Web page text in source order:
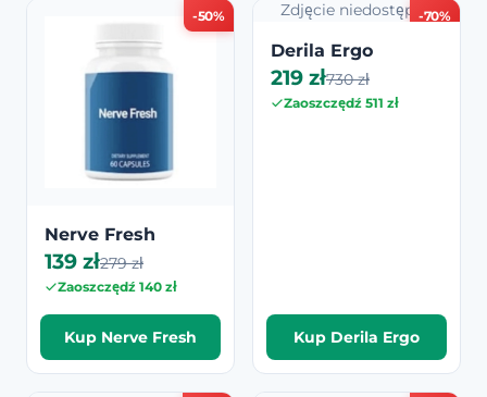
-50%
Nerve Fresh
139 zł279 zł
Zaoszczędź 140 zł
Kup Nerve Fresh
-70%
Zdjęcie niedostępne
Derila Ergo
219 zł730 zł
Zaoszczędź 511 zł
Kup Derila Ergo